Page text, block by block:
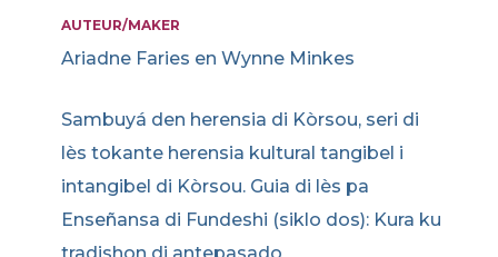
AUTEUR/MAKER
Ariadne Faries en Wynne Minkes
Sambuyá den herensia di Kòrsou, seri di
lès tokante herensia kultural tangibel i
intangibel di Kòrsou. Guia di lès pa
Enseñansa di Fundeshi (siklo dos): Kura ku